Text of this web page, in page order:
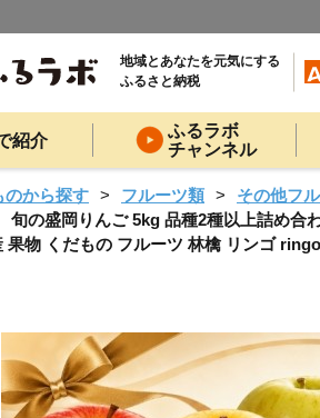
地域とあなたを元気にする
ふるさと納税
紹介
ふるラボ
チャンネル
のから探す フルーツ類
その他フ
旬の盛岡りんご 5kg 品種2種以上詰め
果物 くだもの フルーツ 林檎 リンゴ